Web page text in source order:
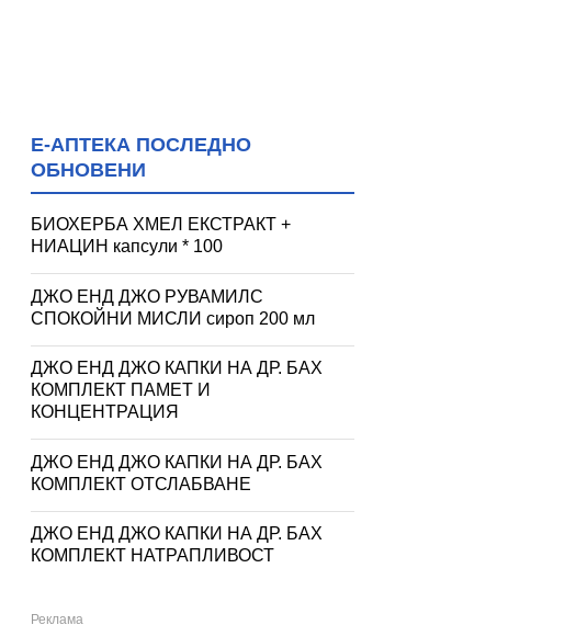
Е-АПТЕКА ПОСЛЕДНО
ОБНОВЕНИ
БИОХЕРБА ХМЕЛ ЕКСТРАКТ +
НИАЦИН капсули * 100
ДЖО ЕНД ДЖО РУВАМИЛС
СПОКОЙНИ МИСЛИ сироп 200 мл
ДЖО ЕНД ДЖО КАПКИ НА ДР. БАХ
КОМПЛЕКТ ПАМЕТ И
КОНЦЕНТРАЦИЯ
ДЖО ЕНД ДЖО КАПКИ НА ДР. БАХ
КОМПЛЕКТ ОТСЛАБВАНЕ
ДЖО ЕНД ДЖО КАПКИ НА ДР. БАХ
КОМПЛЕКТ НАТРАПЛИВОСТ